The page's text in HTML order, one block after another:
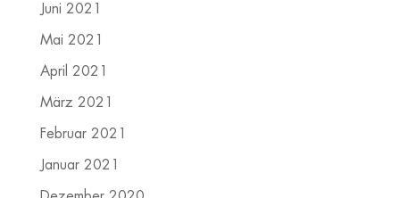
Juni 2021
Mai 2021
April 2021
März 2021
Februar 2021
Januar 2021